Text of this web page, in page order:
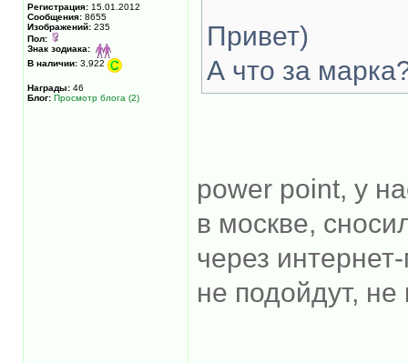
Регистрация: 15.01.2012
Сообщения: 8655
Изображений: 235
Пол:
Знак зодиака:
В наличии: 3,922
Награды: 46
Блог: Просмотр блога (2)
Привет)
А что за
power point, у
в москве,
через
не подойдут, не